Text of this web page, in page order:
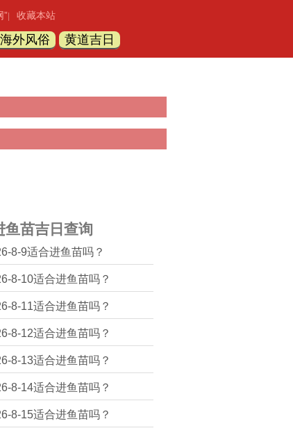
” 收藏本站
海外风俗
黄道吉日
鱼苗吉日查询
8-9适合进鱼苗吗？
8-10适合进鱼苗吗？
8-11适合进鱼苗吗？
8-12适合进鱼苗吗？
8-13适合进鱼苗吗？
8-14适合进鱼苗吗？
8-15适合进鱼苗吗？